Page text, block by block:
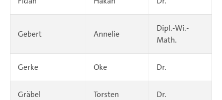
Gebert Annelie
Dipl.-Wi.-
Math.
Gerke Oke Dr.
Gräbel Torsten Dr.